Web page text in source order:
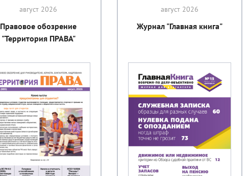
август 2026
Правовое обозрение
"Территория ПРАВА"
август 2026
Журнал "Главная книга"